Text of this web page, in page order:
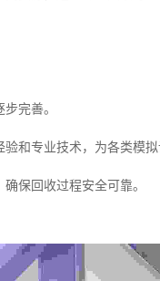
完善。
和专业技术，为各类模
保回收过程安全可靠。